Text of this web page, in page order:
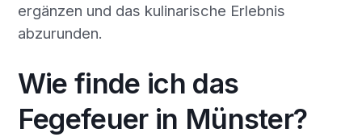
ergänzen und das kulinarische Erlebnis
abzurunden.
Wie finde ich das
Fegefeuer in Münster?